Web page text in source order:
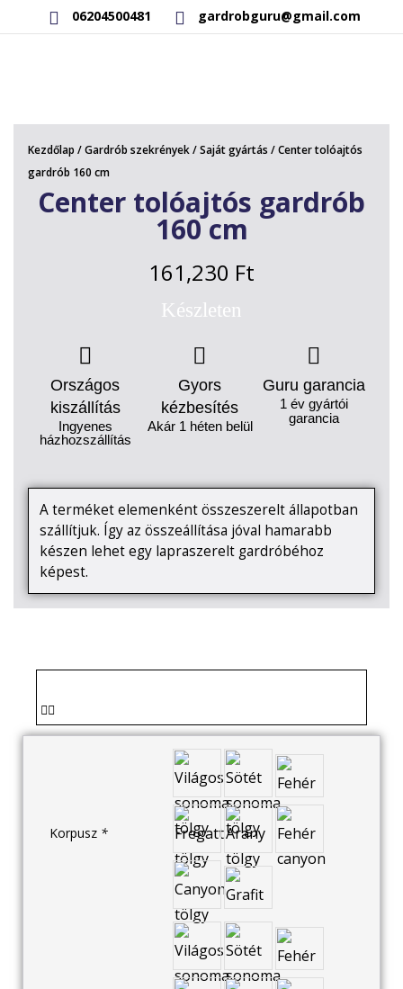
06204500481 gardrobguru@gmail.com
RAKTÁRON LÉVŐ TERMÉKEK
SAJÁT GYÁRTÁSÚ TERMÉKEK
KAPCSOLAT
Kezdőlap /Gardrób szekrények/Saját gyártás / Center tolóajtós
gardrób 160 cm
Center tolóajtós gardrób
160 cm
161,230 Ft
Készleten
Országos
kiszállítás
Ingyenes
házhozszállítás
Gyors
kézbesítés
Akár 1 héten belül
Guru garancia
1 év gyártói
garancia
A terméket elemenként összeszerelt állapotban
szállítjuk. Így az összeállítása jóval hamarabb
készen lehet egy lapraszerelt gardróbéhoz
képest.
Korpusz *